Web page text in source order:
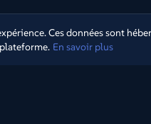
Ces données sont
En savoir plus